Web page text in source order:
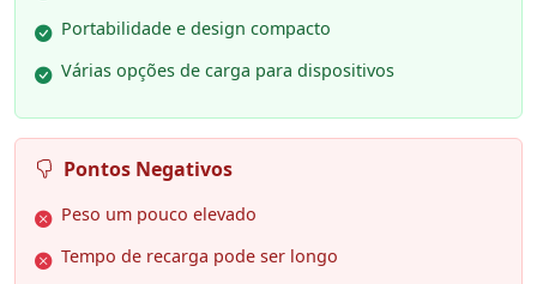
Portabilidade e design compacto
Várias opções de carga para dispositivos
Pontos Negativos
Peso um pouco elevado
Tempo de recarga pode ser longo